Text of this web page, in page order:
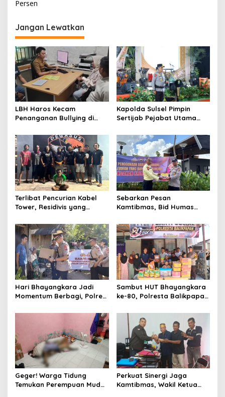
i
g
a
s
i
p
o
s
Persen
Jangan Lewatkan
LBH Haros Kecam
Penanganan Bullying di
Justru Dipaksa Pindah
Kapolda Sulsel Pimpin
Sertijab Pejabat Utama
Serta Lantik Karolog dan
Kapolresta Gowa
Terlibat Pencurian Kabel
Tower, Residivis yang
Ditangkap Tim Gabungan di
Jeneponto
Sebarkan Pesan
Kamtibmas, Bid Humas
Pemasangan Spanduk
serta Pembagian Stiker
Hari Bhayangkara Jadi
Momentum Berbagi, Polres
Membutuhkan
Sambut HUT Bhayangkara
ke-80, Polresta Balikpapan
Asuhan Jabal Rahmah
Geger! Warga Tidung
Temukan Perempuan Muda
Perkuat Sinergi Jaga
Kamtibmas, Wakil Ketua